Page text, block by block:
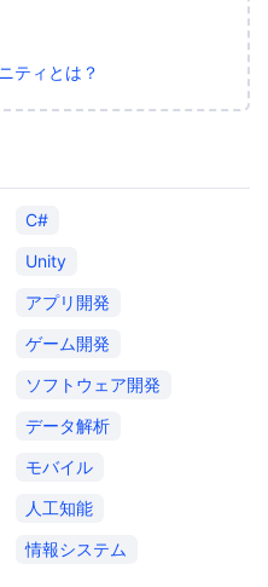
ティとは？
C#
Unity
アプリ開発
ゲーム開発
ソフトウェア開発
データ解析
モバイル
人工知能
情報システム